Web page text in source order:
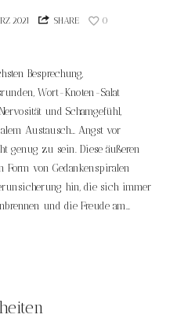
2021 SHARE 0
Besprechung,
Wort-Knoten-Salat
und Schamgefühl,
Austausch… Angst vor
genug zu sein. Diese äußeren
von Gedankenspiralen
hin, die sich immer
und die Freude am…